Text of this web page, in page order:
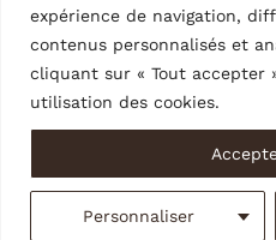
expérience de navigation,
contenus personnalisés et
cliquant sur « Tout accepter
utilisation des cookies.
Personnaliser
Suivre sur Instagram
© Copyright 2026 | Crédits